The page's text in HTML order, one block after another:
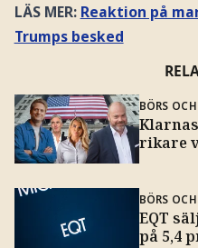
LÄS MER: Reaktion på
Trumps besked
BÖRS
rikare
BÖRS
EQT
på 5,4